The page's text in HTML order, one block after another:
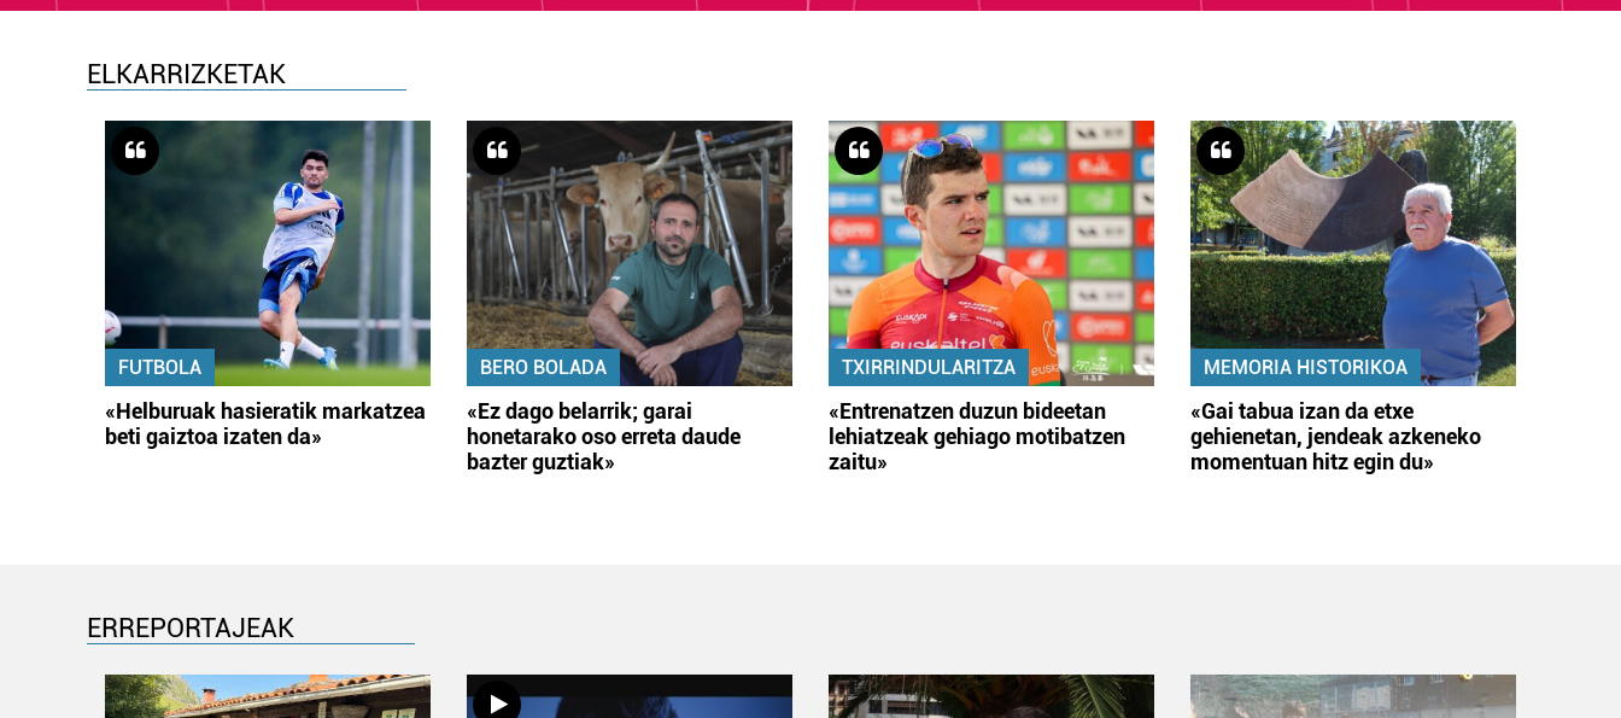
ELKARRIZKETAK
FUTBOLA
«Helburuak hasieratik markatzea
beti gaiztoa izaten da»
BERO BOLADA
«Ez dago belarrik; garai
honetarako oso erreta daude
bazter guztiak»
TXIRRINDULARITZA
«Entrenatzen duzun bideetan
lehiatzeak gehiago motibatzen
zaitu»
MEMORIA HISTORIKOA
«Gai tabua izan da etxe
gehienetan, jendeak azkeneko
momentuan hitz egin du»
ERREPORTAJEAK